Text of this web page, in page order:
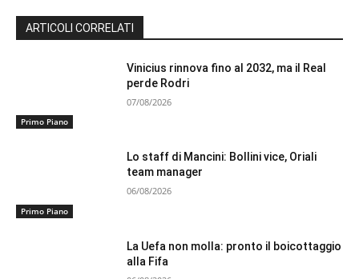
ARTICOLI CORRELATI
Primo Piano
Vinicius rinnova fino al 2032, ma il Real
perde Rodri
07/08/2026
Primo Piano
Lo staff di Mancini: Bollini vice, Oriali
team manager
06/08/2026
La Uefa non molla: pronto il boicottaggio
alla Fifa